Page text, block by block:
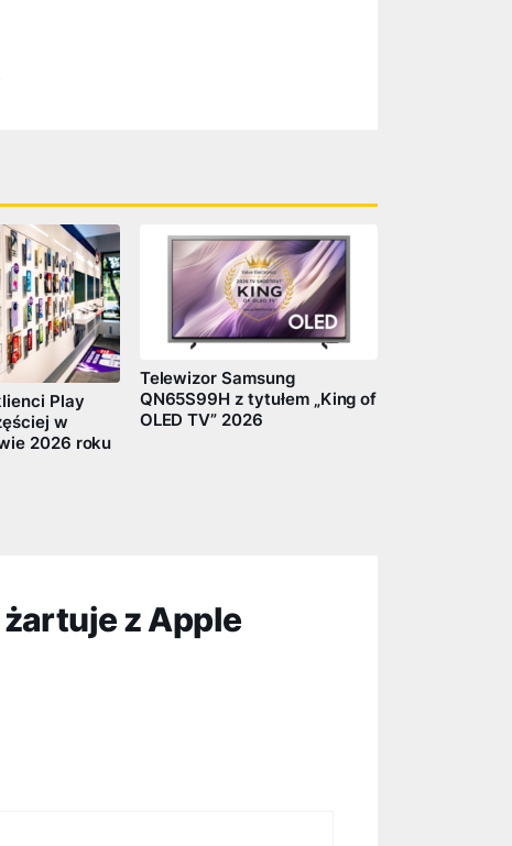
Play
w
2026 roku
Telewizor Samsung
QN65S99H z tytułem „King of
OLED TV” 2026
z Apple